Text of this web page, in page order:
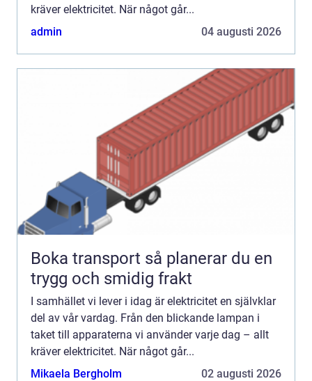
kräver elektricitet. När något går...
admin
04 augusti 2026
Boka transport så planerar du en
trygg och smidig frakt
I samhället vi lever i idag är elektricitet en självklar
del av vår vardag. Från den blickande lampan i
taket till apparaterna vi använder varje dag – allt
kräver elektricitet. När något går...
Mikaela Bergholm
02 augusti 2026